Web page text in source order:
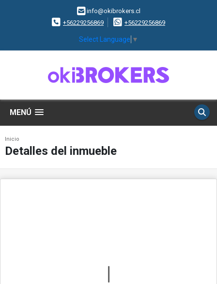
info@okibrokers.cl
+56229256869
+56229256869
Select Language ▼
MENÚ
Inicio
Detalles del inmueble